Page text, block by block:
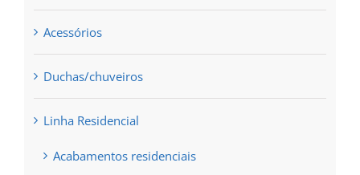
Acessórios
Duchas/chuveiros
Linha Residencial
Acabamentos residenciais